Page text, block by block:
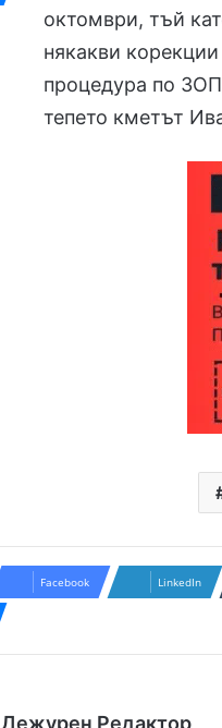
октомври, тъй
някакви
процедура по
тепето кметът
Facebook LinkedIn